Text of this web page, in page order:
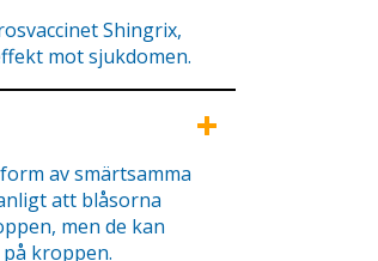
Shingrix,
mot sjukdomen.
av smärtsamma
att blåsorna
men de kan
kroppen.